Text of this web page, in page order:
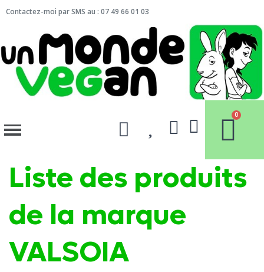
Contactez-moi par SMS au : 07 49 66 01 03
Liste des produits
de la marque
VALSOIA